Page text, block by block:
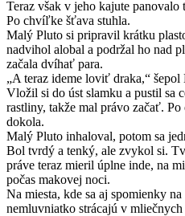
Teraz však v jeho kajute panovalo
Po chvíľke šťava stuhla.
Malý Pluto si pripravil krátku
nadvihol alobal a podržal ho nad
začala dvíhať para.
„A teraz ideme loviť draka,“
Vložil si do úst slamku a pustil sa
rastliny, takže mal právo začať.
dokola.
Malý Pluto inhaloval, potom sa
Bol tvrdý a tenký, ale zvykol si.
práve teraz mieril úplne inde, na
počas makovej noci.
Na miesta, kde sa aj spomienky
nemluvniatko strácajú v